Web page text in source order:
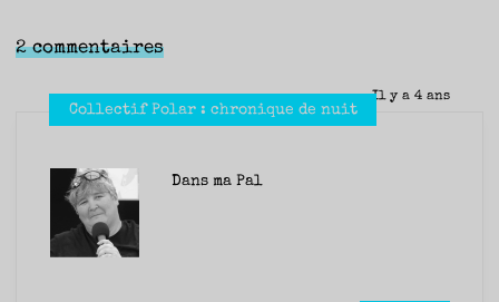
2 commentaires
Il y a 4 ans
Collectif Polar : chronique de nuit
Dans ma Pal